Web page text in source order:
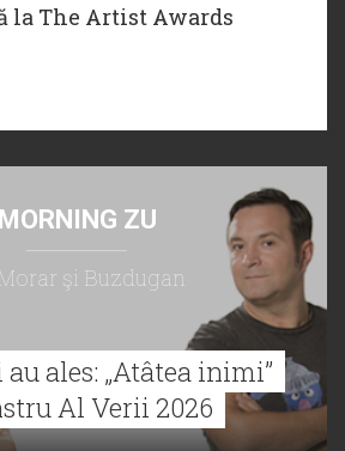
la The Artist Awards
MORNING ZU
şi Buzdugan
ales: „Atâtea inimi”
Al Verii 2026